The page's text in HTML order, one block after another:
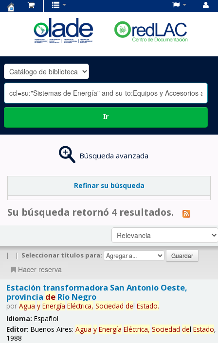
OLADE
-
Ir
Búsqueda avanzada
Refinar su búsqueda
Su búsqueda retornó 4 resultados.
| | Seleccionar títulos para:
Hacer reserva
Estación transformadora San Antonio Oeste,
provincia deRío Negro
por Agua y Energía Eléctrica, Sociedad del Estado.
Idioma: Español
Editor: Buenos Aires: Agua y Energía Eléctrica, Sociedad del Estado,
1988